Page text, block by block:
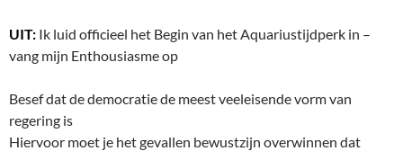
UIT: Ik luid officieel het Begin van het Aquariustijdperk in –
vang mijn Enthousiasme op
Besef dat de democratie de meest veeleisende vorm van
regering is
Hiervoor moet je het gevallen bewustzijn overwinnen dat